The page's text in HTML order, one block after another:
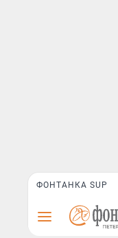
ФОНТАНКА SUP